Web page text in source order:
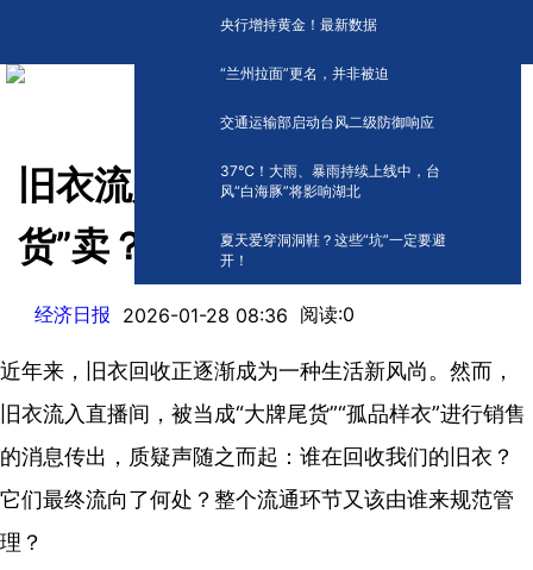
央行增持黄金！最新数据
“兰州拉面”更名，并非被迫
交通运输部启动台风二级防御响应
​37℃！大雨、暴雨持续上线中，台
风“白海豚”将影响湖北
夏天爱穿洞洞鞋？这些“坑”一定要避
开！
旧衣流入直播间被当“大牌尾
货”卖？回收箱靠谱吗？
经济日报 2026-01-28 08:36 阅读:0
近年来，旧衣回收正逐渐成为一种生活新风尚。然而，
旧衣流入直播间，被当成“大牌尾货”“孤品样衣”进行销售
的消息传出，质疑声随之而起：谁在回收我们的旧衣？
它们最终流向了何处？整个流通环节又该由谁来规范管
理？